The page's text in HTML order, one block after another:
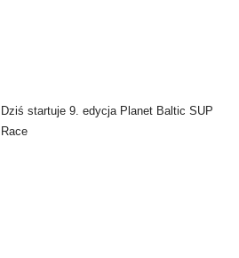
Dziś startuje 9. edycja Planet Baltic SUP
Race